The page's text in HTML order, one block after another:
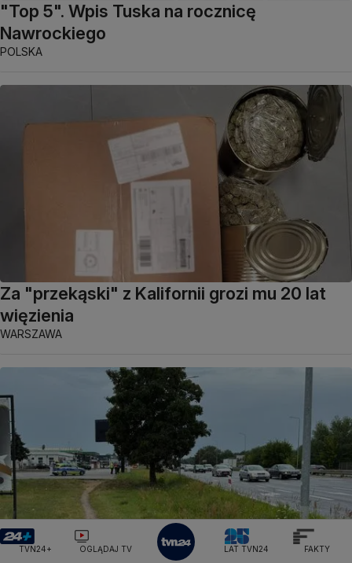
"Top 5". Wpis Tuska na rocznicę
Nawrockiego
POLSKA
Za "przekąski" z Kalifornii grozi mu 20 lat
więzienia
WARSZAWA
TVN24+ OGLĄDAJ TV LAT TVN24 FAKTY